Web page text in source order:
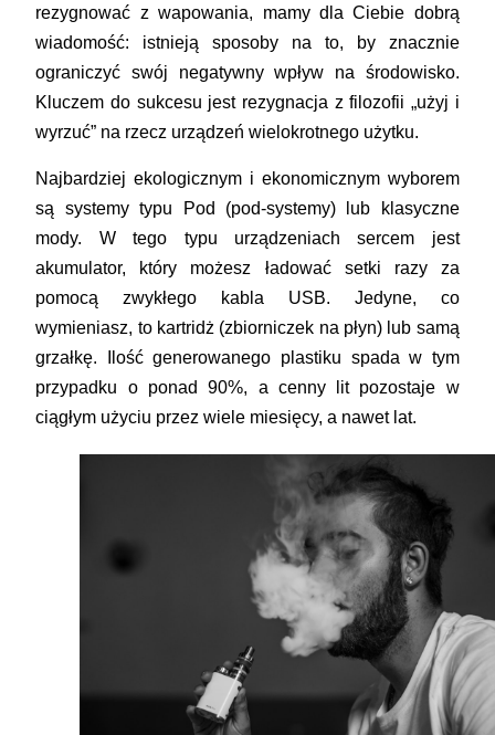
rezygnować z wapowania, mamy dla Ciebie dobrą
wiadomość: istnieją sposoby na to, by znacznie
ograniczyć swój negatywny wpływ na środowisko.
Kluczem do sukcesu jest rezygnacja z filozofii „użyj i
wyrzuć” na rzecz urządzeń wielokrotnego użytku.
Najbardziej ekologicznym i ekonomicznym wyborem
są systemy typu Pod (pod-systemy) lub klasyczne
mody. W tego typu urządzeniach sercem jest
akumulator, który możesz ładować setki razy za
pomocą zwykłego kabla USB. Jedyne, co
wymieniasz, to kartridż (zbiorniczek na płyn) lub samą
grzałkę. Ilość generowanego plastiku spada w tym
przypadku o ponad 90%, a cenny lit pozostaje w
ciągłym użyciu przez wiele miesięcy, a nawet lat.